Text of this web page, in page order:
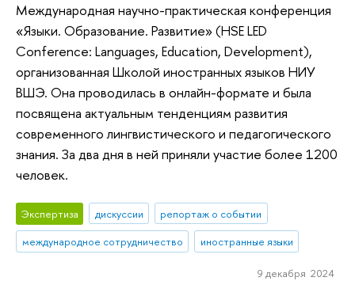
Международная научно-практическая конференция
«Языки. Образование. Развитие» (HSE LED
Conference: Languages, Education, Development),
организованная Школой иностранных языков НИУ
ВШЭ. Она проводилась в онлайн-формате и была
посвящена актуальным тенденциям развития
современного лингвистического и педагогического
знания. За два дня в ней приняли участие более 1200
человек.
Экспертиза дискуссии
репортаж о событии
международное сотрудничество
иностранные языки
9 декабря 2024